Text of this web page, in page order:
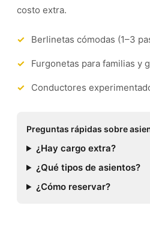
costo extra.
Berlinetas cómodas (1–3
Furgonetas para familias y
Conductores
Preguntas rápidas sobre
¿Hay cargo extra?
¿Qué tipos de asientos?
¿Cómo reservar?